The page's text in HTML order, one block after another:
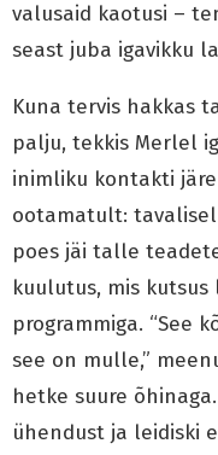
valusaid kaotusi –
seast juba igavikku
Kuna tervis hakkas
palju, tekkis Merlel
inimliku kontakti
ootamatult: tavalisel
poes jäi talle
kuulutus, mis
programmiga. “See
see on mulle,”
hetke suure
ühendust ja leidiski